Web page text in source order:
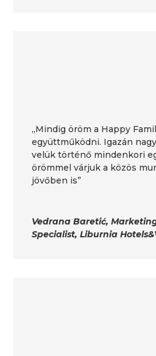
„Mindig öröm a Happy
együttműködni. Igazán
velük történő mindenkori
örömmel várjuk a közös
jövőben is”
Vedrana Baretić,
Specialist, Liburnia